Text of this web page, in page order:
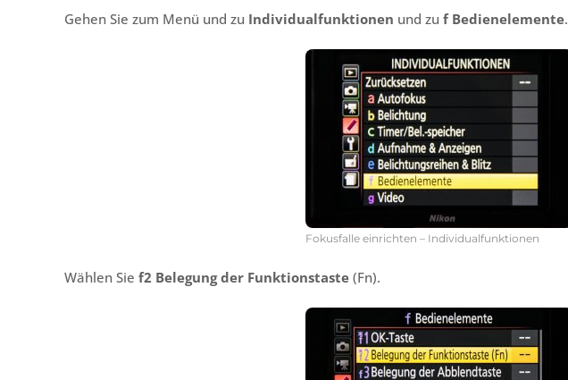
Gehen Sie zum Menü und zu Individualfunktionen und zu f Bedienelemente.
Fokusfalle einrichten – Individualfunktionen
Wählen Sie f2 Belegung der Funktionstaste (Fn).